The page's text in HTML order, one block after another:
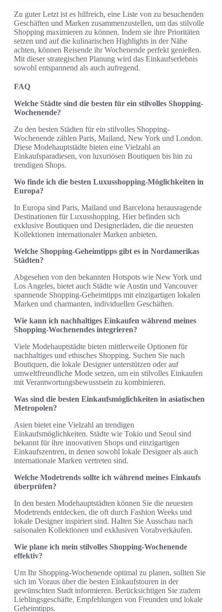
Zu guter Letzt ist es hilfreich, eine Liste von zu besuchenden
Geschäften und Marken zusammenzustellen, um das stilvolle
Shopping maximieren zu können. Indem sie ihre Prioritäten
setzen und auf die kulinarischen Highlights in der Nähe
achten, können Reisende ihr Wochenende perfekt genießen.
Mit dieser strategischen Planung wird das Einkaufserlebnis
sowohl entspannend als auch aufregend.
FAQ
Welche Städte sind die besten für ein stilvolles Shopping-
Wochenende?
Zu den besten Städten für ein stilvolles Shopping-
Wochenende zählen Paris, Mailand, New York und London.
Diese Modehauptstädte bieten eine Vielzahl an
Einkaufsparadiesen, von luxuriösen Boutiquen bis hin zu
trendigen Shops.
Wo finde ich die besten Luxusshopping-Möglichkeiten in
Europa?
In Europa sind Paris, Mailand und Barcelona herausragende
Destinationen für Luxusshopping. Hier befinden sich
exklusive Boutiquen und Designerläden, die die neuesten
Kollektionen internationaler Marken anbieten.
Welche Shopping-Geheimtipps gibt es in Nordamerikas
Städten?
Abgesehen von den bekannten Hotspots wie New York und
Los Angeles, bietet auch Städte wie Austin und Vancouver
spannende Shopping-Geheimtipps mit einzigartigen lokalen
Marken und charmanten, individuellen Geschäften.
Wie kann ich nachhaltiges Einkaufen während meines
Shopping-Wochenendes integrieren?
Viele Modehauptstädte bieten mittlerweile Optionen für
nachhaltiges und ethisches Shopping. Suchen Sie nach
Boutiquen, die lokale Designer unterstützen oder auf
umweltfreundliche Mode setzen, um ein stilvolles Einkaufen
mit Verantwortungsbewusstsein zu kombinieren.
Was sind die besten Einkaufsmöglichkeiten in asiatischen
Metropolen?
Asien bietet eine Vielzahl an trendigen
Einkaufsmöglichkeiten. Städte wie Tokio und Seoul sind
bekannt für ihre innovativen Shops und einzigartigen
Einkaufszentren, in denen sowohl lokale Designer als auch
internationale Marken vertreten sind.
Welche Modetrends sollte ich während meines Einkaufs
überprüfen?
In den besten Modehauptstädten können Sie die neuesten
Modetrends entdecken, die oft durch Fashion Weeks und
lokale Designer inspiriert sind. Halten Sie Ausschau nach
saisonalen Kollektionen und exklusiven Vorabverkäufen.
Wie plane ich mein stilvolles Shopping-Wochenende
effektiv?
Um Ihr Shopping-Wochenende optimal zu planen, sollten Sie
sich im Voraus über die besten Einkaufstouren in der
gewünschten Stadt informieren. Berücksichtigen Sie zudem
Lieblingsgeschäfte, Empfehlungen von Freunden und lokale
Geheimtipps.